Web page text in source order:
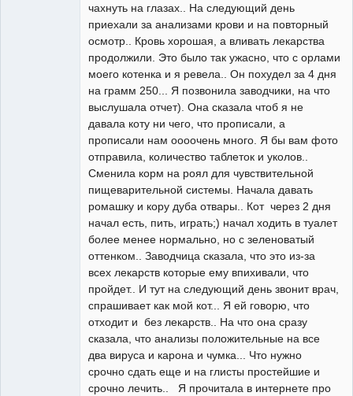
чахнуть на глазах.. На следующий день
приехали за анализами крови и на повторный
осмотр.. Кровь хорошая, а вливать лекарства
продолжили. Это было так ужасно, что с орлами
моего котенка и я ревела.. Он похудел за 4 дня
на грамм 250... Я позвонила заводчики, на что
выслушала отчет). Она сказала чтоб я не
давала коту ни чего, что прописали, а
прописали нам оооочень много. Я бы вам фото
отправила, количество таблеток и уколов..
Сменила корм на роял для чувствительной
пищеварительной системы. Начала давать
ромашку и кору дуба отвары.. Кот через 2 дня
начал есть, пить, играть;) начал ходить в туалет
более менее нормально, но с зеленоватый
оттенком.. Заводчица сказала, что это из-за
всех лекарств которые ему впихивали, что
пройдет.. И тут на следующий день звонит врач,
спрашивает как мой кот... Я ей говорю, что
отходит и без лекарств.. На что она сразу
сказала, что анализы положительные на все
два вируса и карона и чумка... Что нужно
срочно сдать еще и на глисты простейшие и
срочно лечить.. Я прочитала в интернете про